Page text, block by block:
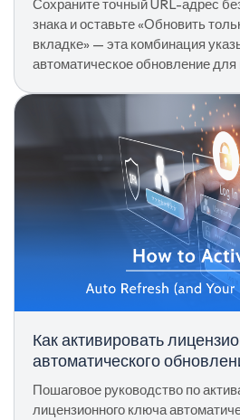
Сохраните точный URL-адрес
знака и оставьте «Обновить
вкладке» — эта комбинация
автоматическое обновление для
Как активировать
автоматического
Пошаговое руководство по
лицензионного ключа